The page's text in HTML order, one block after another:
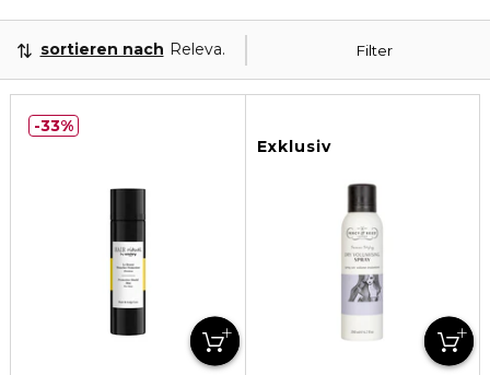
Filter
sortieren nach Relevanz
33%
Exklusiv